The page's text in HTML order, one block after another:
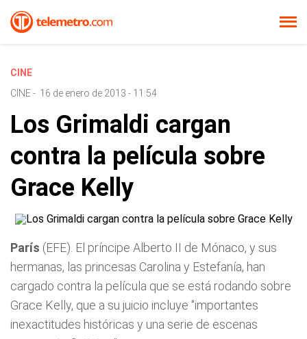
CINE
CINE- 16 de enero de 2013 - 11:54
Los Grimaldi cargan
contra la película sobre
Grace Kelly
París (EFE). El príncipe Alberto II de Mónaco, y sus
hermanas, las princesas Carolina y Estefanía, han
cargado contra la película que se está rodando sobre
Grace Kelly, que a su juicio incluye "importantes
inexactitudes históricas y una serie de escenas